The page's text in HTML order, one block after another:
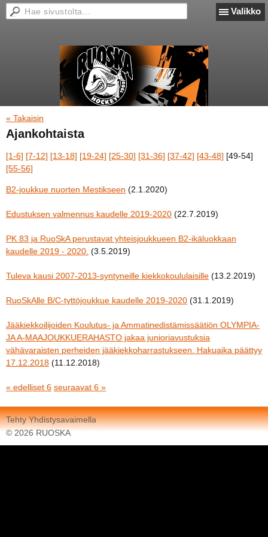
Valikko
« Takaisin
Ajankohtaista
[1-6] [7-12] [13-18] [19-24] [25-30] [31-36] [37-42] [43-48] [49-54]
[55-56]
B2-joukkue nuorten Mestikseen (2.1.2020)
Edustuksen valmennus kaudelle 2019-2020 (22.7.2019)
PK 83 ja RuoSkA perustavat yhteisjoukkueen B2-ikäluokkaan
kaudelle 2019 - 2020. (3.5.2019)
Tuleva kausi 2007-2013-syntyneille kiekkokoululaisille (13.2.2019)
RuoSkAlle B/C-tyttöjoukkue kaudelle 2019-2020 (31.1.2019)
Jääkiekkoilijoiden Koulutus- ja Ammatinedistämissäätiön OLYMPIA-
JA A-MAAJOUKKUERAHASTO jakaa junioriavustuksia
vähävaraisten perheiden jääkiekkoharrastukseen. Hakuaika päättyy
17.12.2018 (11.12.2018)
« edelliset 6 seuraavat 6 »
Tehty Yhdistysavaimella
© 2026 RUOSKA